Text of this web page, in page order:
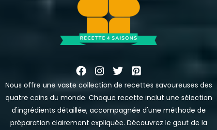
Nous offre une vaste collection de recettes savoureuses des
quatre coins du monde. Chaque recette inclut une sélection
d'ingrédients détaillée, accompagnée d'une méthode de
préparation clairement expliquée. Découvrez le gout de la